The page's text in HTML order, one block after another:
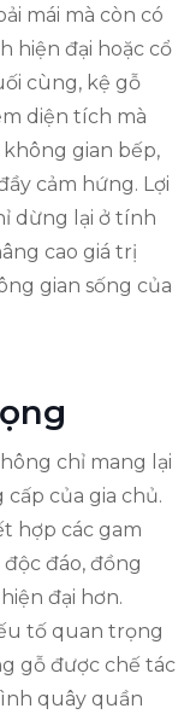
mái mà còn có
hiện đại hoặc cổ
cùng, kệ gỗ
diện tích mà
gian bếp,
cảm hứng. Lợi
dừng lại ở tính
cao giá trị
gian sống của
chỉ mang lại
của gia chủ.
hợp các gam
đáo, đồng
đại hơn.
tố quan trọng
gỗ được chế tác
quây quần